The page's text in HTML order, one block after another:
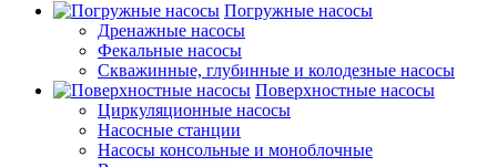
Погружные насосы
Дренажные насосы
Фекальные насосы
Скважинные, глубинные и колодезные насосы
Поверхностные насосы
Циркуляционные насосы
Насосные станции
Насосы консольные и моноблочные